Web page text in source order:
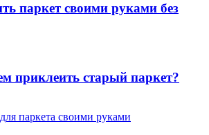
паркет своими руками без
приклеить старый паркет?